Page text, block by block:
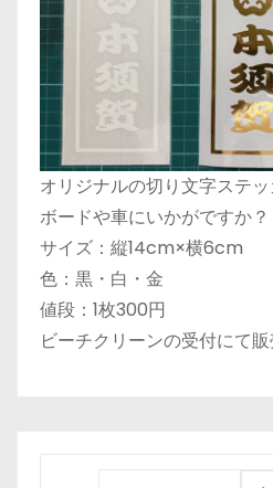
オリジナルの切り文字ステッ
ボードや車にいかがですか？
サイズ：縦14cm×横6cm
色：黒・白・金
値段：1枚300円
ビーチクリーンの受付にて販